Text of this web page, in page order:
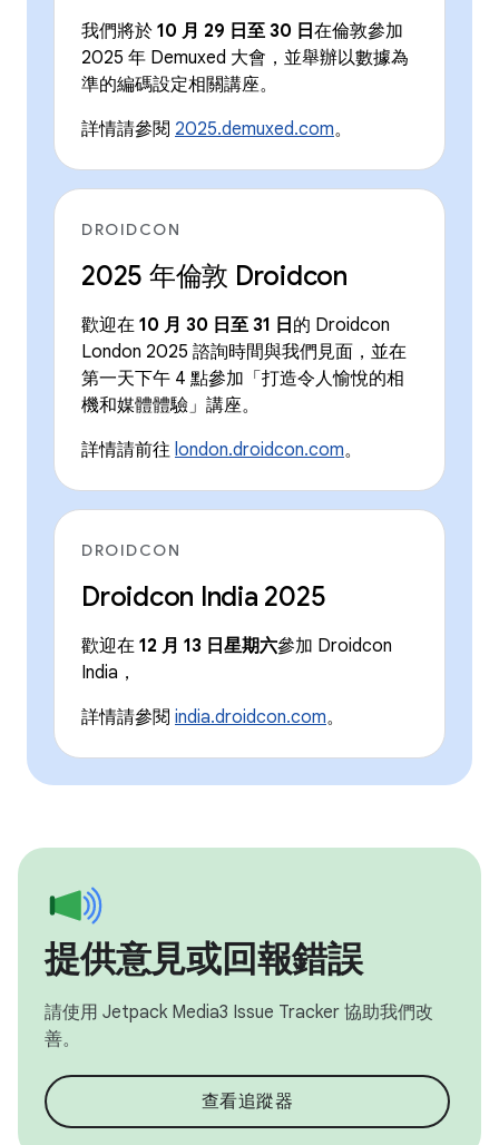
我們將於 10 月 29 日至 30 日在倫敦參加
2025 年 Demuxed 大會，並舉辦以數據為
準的編碼設定相關講座。
詳情請參閱 2025.demuxed.com。
DROIDCON
2025 年倫敦 Droidcon
歡迎在 10 月 30 日至 31 日的 Droidcon
London 2025 諮詢時間與我們見面，並在
第一天下午 4 點參加「打造令人愉悅的相
機和媒體體驗」講座。
詳情請前往 london.droidcon.com。
DROIDCON
Droidcon India 2025
歡迎在 12 月 13 日星期六參加 Droidcon
India，
詳情請參閱 india.droidcon.com。
提供意見或回報錯誤
請使用 Jetpack Media3 Issue Tracker 協助我們改
善。
查看追蹤器